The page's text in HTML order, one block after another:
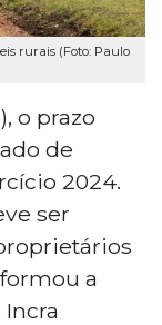
rurais (Foto: Paulo
o prazo
de
2024.
ser
a